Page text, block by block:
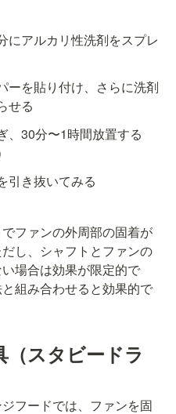
にアルカリ性洗剤をスプレ
ーを貼り付け、さらに洗剤
せる
、30分〜1時間放置する
引き抜いてみる
ファンの外周部の固着が
し、シャフトとファンの
場合は効果が限定的で
組み合わせると効果的で
スタビードラ
フードでは、ファンを固